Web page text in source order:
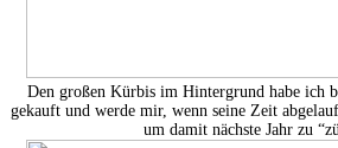
Den großen Kürbis im Hintergrund habe ich
gekauft und werde mir, wenn seine Zeit
um damit nächste Jahr zu